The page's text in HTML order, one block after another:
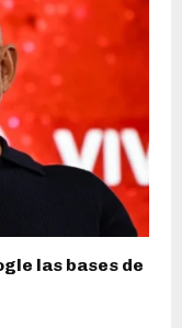
las bases de